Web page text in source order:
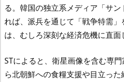
る。韓国の独立系メディア「サン
れば、派兵を通じて「戦争特需
は、むしろ深刻な経済危機に直面
STによると、衛星画像を含む専
ら北朝鮮への食糧支援や目立っ